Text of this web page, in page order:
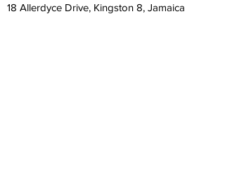
18 Allerdyce Drive, Kingston 8, Jamaica